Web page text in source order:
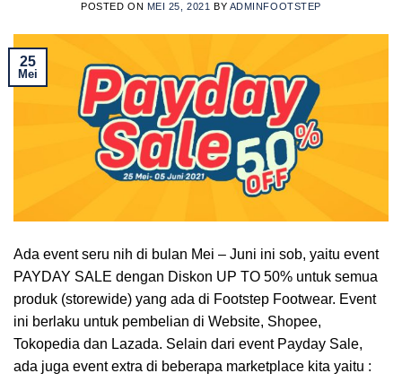
POSTED ON MEI 25, 2021 BY ADMINFOOTSTEP
25
Mei
Ada event seru nih di bulan Mei – Juni ini sob, yaitu event
PAYDAY SALE dengan Diskon UP TO 50% untuk semua
produk (storewide) yang ada di Footstep Footwear. Event
ini berlaku untuk pembelian di Website, Shopee,
Tokopedia dan Lazada. Selain dari event Payday Sale,
ada juga event extra di beberapa marketplace kita yaitu :